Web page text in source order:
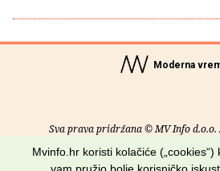
Moderna
Sva prava pridržana © MV Info d.o.o.
Uvjeti
Mvinfo.hr koristi kolačiće („cookies“)